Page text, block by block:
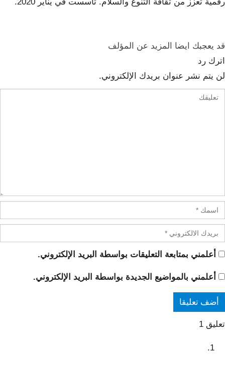
قد يعجبك ايضا
المزيد عن المؤلف
اترك رد
لن يتم نشر عنوان بريدك الإلكتروني.
أعلمني بمتابعة التعليقات بواسطة البريد الإلكتروني.
أعلمني بالمواضيع الجديدة بواسطة البريد الإلكتروني.
تعليق 1